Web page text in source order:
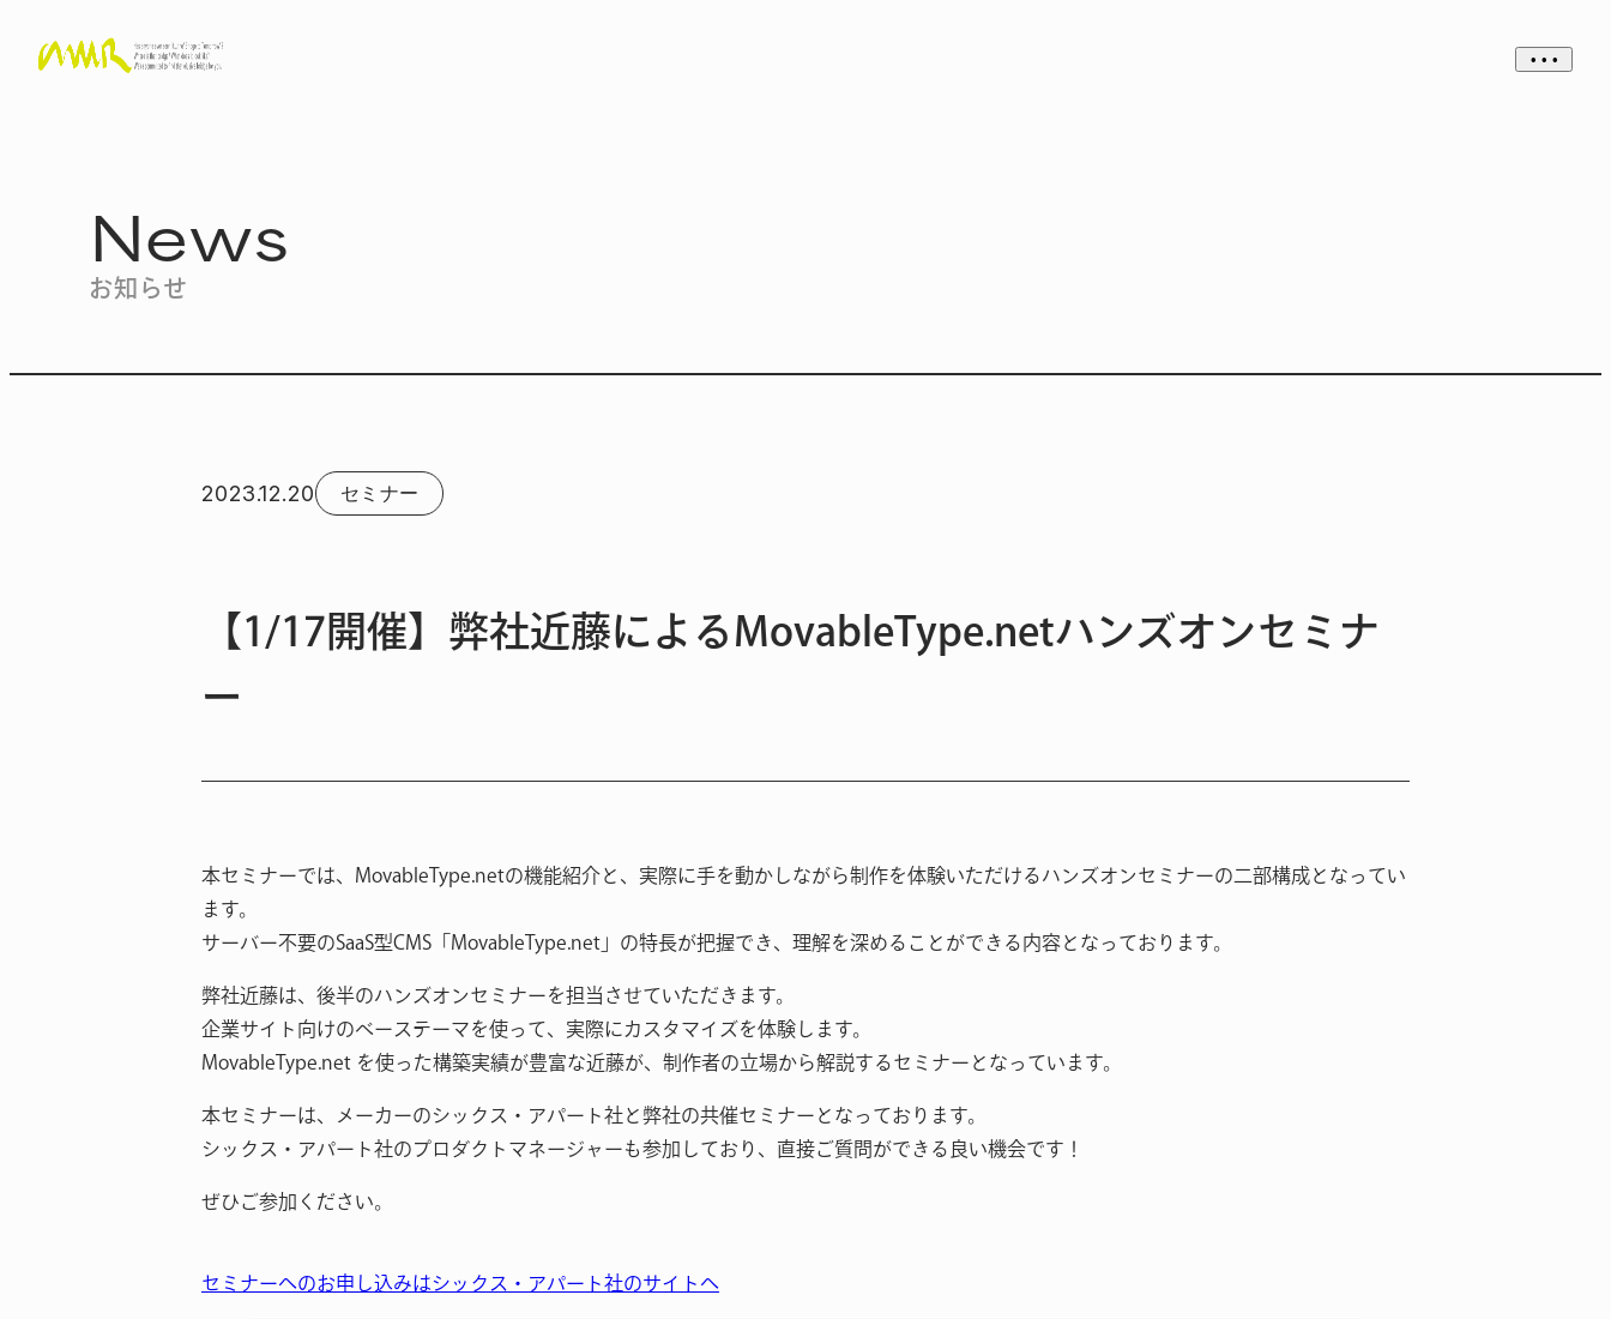
• • •
News
お知らせ
2023.12.20 セミナー
【1/17開催】弊社近藤によるMovableType.netハンズオンセミナ
ー
本セミナーでは、MovableType.netの機能紹介と、実際に手を動かしながら制作を体験いただけるハンズオンセミナーの二部構成となってい
ます。
サーバー不要のSaaS型CMS「MovableType.net」の特長が把握でき、理解を深めることができる内容となっております。
弊社近藤は、後半のハンズオンセミナーを担当させていただきます。
企業サイト向けのベーステーマを使って、実際にカスタマイズを体験します。
MovableType.net を使った構築実績が豊富な近藤が、制作者の立場から解説するセミナーとなっています。
本セミナーは、メーカーのシックス・アパート社と弊社の共催セミナーとなっております。
シックス・アパート社のプロダクトマネージャーも参加しており、直接ご質問ができる良い機会です！
ぜひご参加ください。
セミナーへのお申し込みはシックス・アパート社のサイトへ